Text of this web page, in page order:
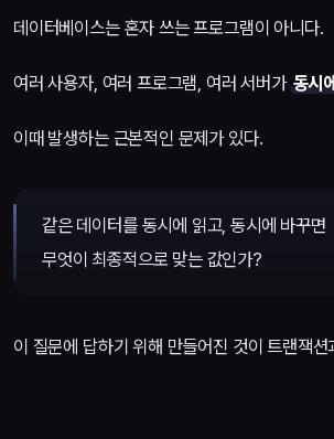
데이터베이스는 혼자 쓰는 프로그램이 아니다.
여러 사용자, 여러 프로그램, 여러 서버가 동시
이때 발생하는 근본적인 문제가 있다.
같은 데이터를 동시에 읽고, 동시에 바꾸면
무엇이 최종적으로 맞는 값인가?
이 질문에 답하기 위해 만들어진 것이 트랜잭